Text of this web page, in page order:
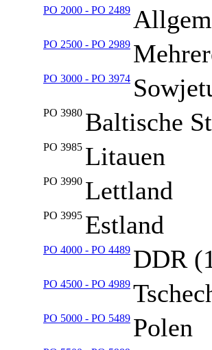
PO 2000 - PO 2489
PO 2500 - PO 2989
PO 3000 - PO 3974
PO 3980 Baltische
PO 3985 Litauen
PO 3990 Lettland
PO 3995 Estland
PO 4000 - PO 4489 DDR
PO 4500 - PO 4989
PO 5000 - PO 5489 Polen